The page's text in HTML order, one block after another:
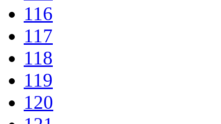
116
117
118
119
120